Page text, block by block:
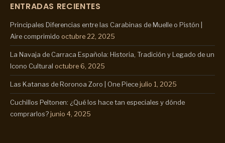
ENTRADAS RECIENTES
Principales Diferencias entre las Carabinas de Muelle o Pistón |
Aire comprimido octubre 22, 2025
La Navaja de Carraca Española: Historia, Tradición y Legado de un
Icono Cultural octubre 6, 2025
Las Katanas de Roronoa Zoro | One Piecejulio 1, 2025
Cuchillos Peltonen: ¿Qué los hace tan especiales y dónde
comprarlos?junio 4, 2025